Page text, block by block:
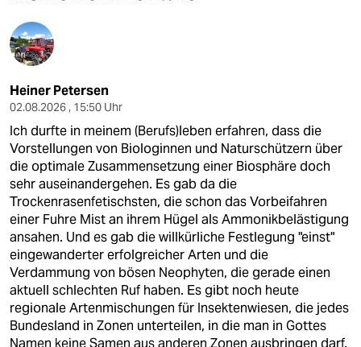
verlag
veranstaltungen
shop
unterstützen
abo
genossenschaft
epaper login
Heiner Petersen
02.08.2026 , 15:50 Uhr
Ich durfte in meinem (Berufs)leben erfahren, dass die
Vorstellungen von Biologinnen und Naturschützern über
die optimale Zusammensetzung einer Biosphäre doch
sehr auseinandergehen. Es gab da die
Trockenrasenfetischsten, die schon das Vorbeifahren
einer Fuhre Mist an ihrem Hügel als Ammonikbelästigung
ansahen. Und es gab die willkürliche Festlegung "einst"
eingewanderter erfolgreicher Arten und die
Verdammung von bösen Neophyten, die gerade einen
aktuell schlechten Ruf haben. Es gibt noch heute
regionale Artenmischungen für Insektenwiesen, die jedes
Bundesland in Zonen unterteilen, in die man in Gottes
Namen keine Samen aus anderen Zonen ausbringen darf.